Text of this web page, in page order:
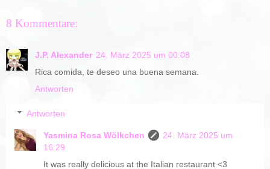
8 Kommentare:
J.P. Alexander 24. März 2025 um 00:08
Rica comida, te deseo una buena semana.
Antworten
Antworten
Yasmina Rosa Wölkchen
24. März 2025 um
16:29
It was really delicious at the Italian restaurant <3